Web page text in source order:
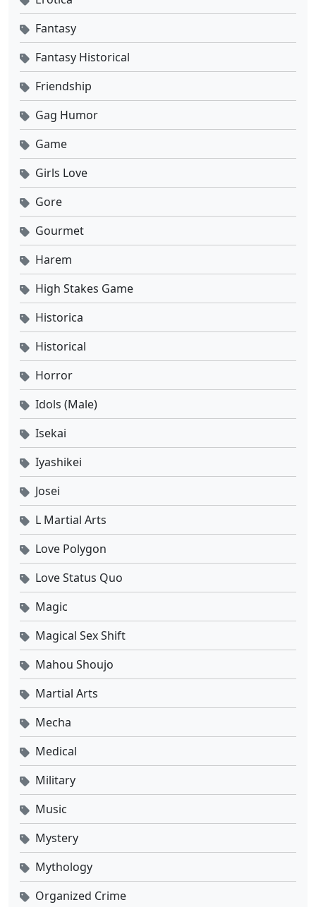
Fantasy
Fantasy Historical
Friendship
Gag Humor
Game
Girls Love
Gore
Gourmet
Harem
High Stakes Game
Historica
Historical
Horror
Idols (Male)
Isekai
Iyashikei
Josei
L Martial Arts
Love Polygon
Love Status Quo
Magic
Magical Sex Shift
Mahou Shoujo
Martial Arts
Mecha
Medical
Military
Music
Mystery
Mythology
Organized Crime